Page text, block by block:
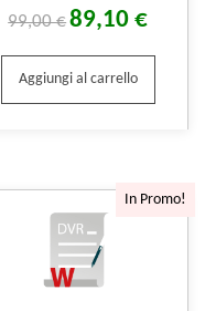
99,00€89,10€
Aggiungi al carrello
In Promo!